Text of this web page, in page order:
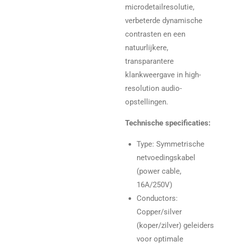
microdetailresolutie,
verbeterde dynamische
contrasten en een
natuurlijkere,
transparantere
klankweergave in high-
resolution audio-
opstellingen.
Technische specificaties:
Type: Symmetrische
netvoedingskabel
(power cable,
16A/250V)
Conductors:
Copper/silver
(koper/zilver) geleiders
voor optimale